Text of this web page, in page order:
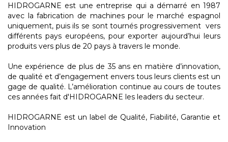
HIDROGARNE est une entreprise qui a démarré en 1987
avec la fabrication de machines pour le marché espagnol
uniquement, puis ils se sont tournés progressivement vers
différents pays européens, pour exporter aujourd’hui leurs
produits vers plus de 20 pays à travers le monde.
Une expérience de plus de 35 ans en matière d’innovation,
de qualité et d’engagement envers tous leurs clients est un
gage de qualité. L’amélioration continue au cours de toutes
ces années fait d'HIDROGARNE les leaders du secteur.
HIDROGARNE est un label de Qualité, Fiabilité, Garantie et
Innovation